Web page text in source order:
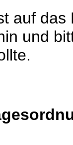
auf
und